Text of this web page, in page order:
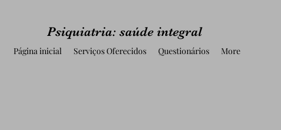
Psiquiatria: saúde integral
Página inicial Serviços Oferecidos Questionários More